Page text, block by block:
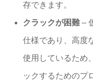
存できます。
クラックが困難–
仕様であり、高度
使用しているため
ックするためのプ